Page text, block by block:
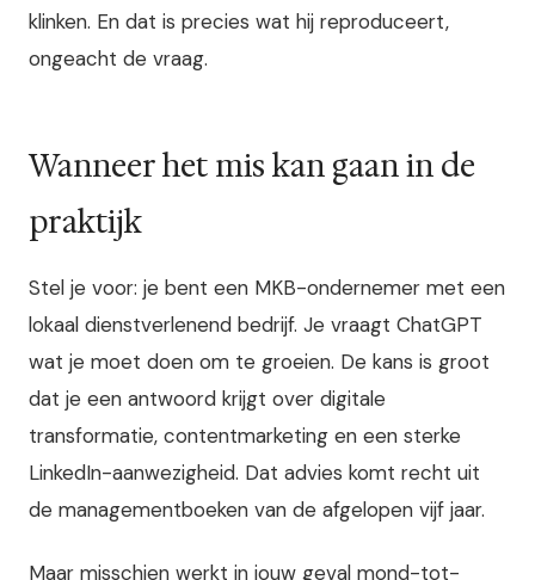
klinken. En dat is precies wat hij reproduceert,
ongeacht de vraag.
Wanneer het mis kan gaan in de
praktijk
Stel je voor: je bent een MKB-ondernemer met een
lokaal dienstverlenend bedrijf. Je vraagt ChatGPT
wat je moet doen om te groeien. De kans is groot
dat je een antwoord krijgt over digitale
transformatie, contentmarketing en een sterke
LinkedIn-aanwezigheid. Dat advies komt recht uit
de managementboeken van de afgelopen vijf jaar.
Maar misschien werkt in jouw geval mond-tot-